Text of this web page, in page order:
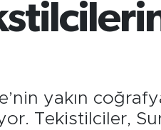
yakın
Tekistilciler,